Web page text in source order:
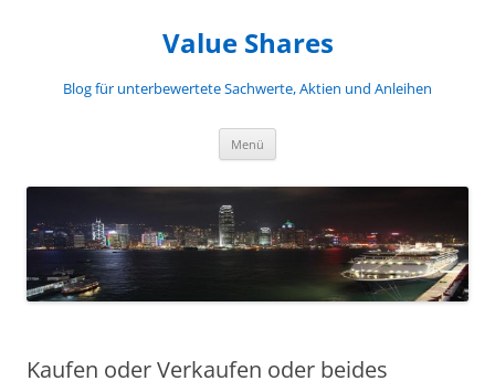
Value Shares
Blog für unterbewertete Sachwerte, Aktien und Anleihen
Menü
Kaufen oder Verkaufen oder beides